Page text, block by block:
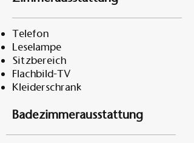
Telefon
Leselampe
Sitzbereich
Flachbild-TV
Kleiderschrank
Badezimmerausstattung